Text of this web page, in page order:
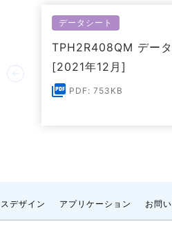
データシート
TPH2R408QM デー
[2021年12月]
PDF: 753KB
デザイン アプリケーション お問